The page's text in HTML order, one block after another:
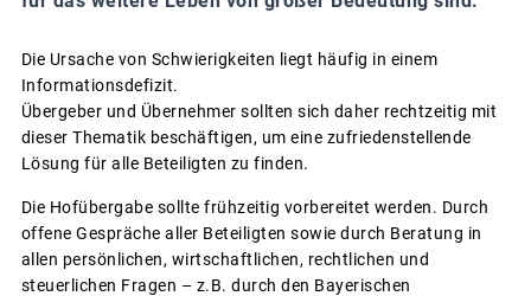
Die Ursache von Schwierigkeiten liegt häufig in einem
Informationsdefizit.
Übergeber und Übernehmer sollten sich daher rechtzeitig mit
dieser Thematik beschäftigen, um eine zufriedenstellende
Lösung für alle Beteiligten zu finden.
Die Hofübergabe sollte frühzeitig vorbereitet werden. Durch
offene Gespräche aller Beteiligten sowie durch Beratung in
allen persönlichen, wirtschaftlichen, rechtlichen und
steuerlichen Fragen – z.B. durch den Bayerischen